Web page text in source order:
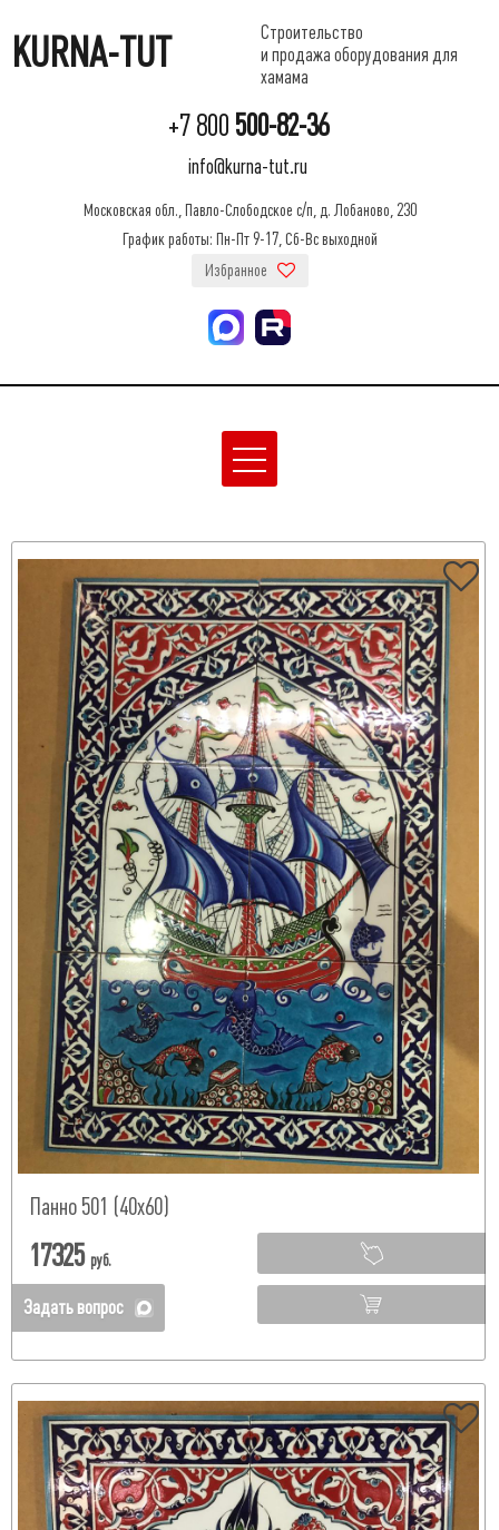
KURNA-TUT
Строительство
и продажа оборудования для
хамама
+7 800 500-82-36
info@kurna-tut.ru
Московская обл., Павло-Слободское с/п, д. Лобаново, 230
График работы: Пн-Пт 9-17, Сб-Вс выходной
Избранное
Панно 501 (40х60)
17325 руб.
Задать вопрос